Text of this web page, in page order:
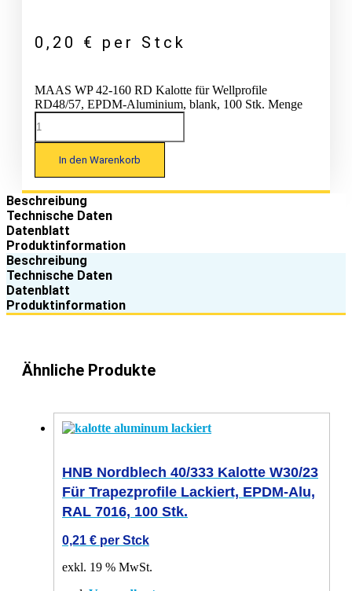
0,20 € per Stck
MAAS WP 42-160 RD Kalotte für Wellprofile
RD48/57, EPDM-Aluminium, blank, 100 Stk. Menge
In den Warenkorb
Beschreibung
Technische Daten
Datenblatt
Produktinformation
Beschreibung
Technische Daten
Datenblatt
Produktinformation
Ähnliche Produkte
HNB Nordblech 40/333 Kalotte W30/23
Für Trapezprofile Lackiert, EPDM-Alu,
RAL 7016, 100 Stk.
0,21 € per Stck
exkl. 19 % MwSt.